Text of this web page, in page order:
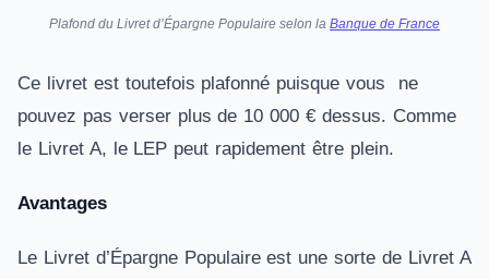
Plafond du Livret d’Épargne Populaire selon la Banque de France
Ce livret est toutefois plafonné puisque vous ne
pouvez pas verser plus de 10 000 € dessus. Comme
le Livret A, le LEP peut rapidement être plein.
Avantages
Le Livret d’Épargne Populaire est une sorte de Livret A